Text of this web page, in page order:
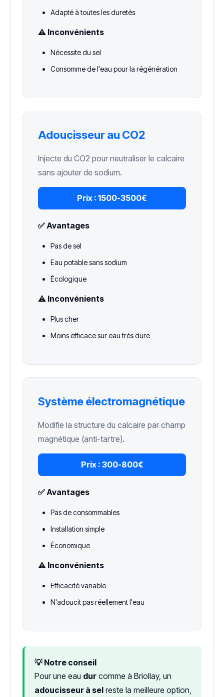
Adapté à toutes les duretés
⚠️ Inconvénients
Nécessite du sel
Consomme de l'eau pour la régénération
Adoucisseur au CO2
Injecte du CO2 pour neutraliser le calcaire
sans ajouter de sodium.
Prix : 1500-3500€
✅ Avantages
Pas de sel
Eau potable sans sodium
Écologique
⚠️ Inconvénients
Plus cher
Moins efficace sur eau très dure
Système électromagnétique
Modifie la structure du calcaire par champ
magnétique (anti-tartre).
Prix : 300-800€
✅ Avantages
Pas de consommables
Installation simple
Économique
⚠️ Inconvénients
Efficacité variable
N'adoucit pas réellement l'eau
💡 Notre conseil
Pour une eau dur comme à Briollay, un
adoucisseur à sel reste la meilleure option,